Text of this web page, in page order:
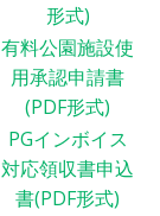
形式)
有料公園施設使
用承認申請書
(PDF形式)
PGインボイス
対応領収書申込
書(PDF形式)